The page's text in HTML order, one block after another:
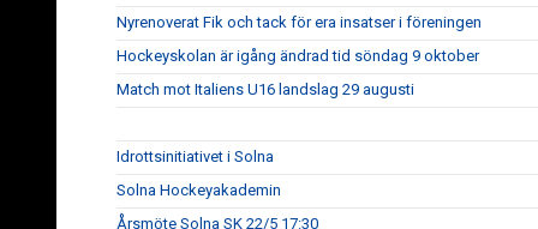
Nyrenoverat Fik och tack för era insatser i föreningen
Hockeyskolan är igång ändrad tid söndag 9 oktober
Match mot Italiens U16 landslag 29 augusti
Idrottsinitiativet i Solna
Solna Hockeyakademin
Årsmöte Solna SK 22/5 17:30